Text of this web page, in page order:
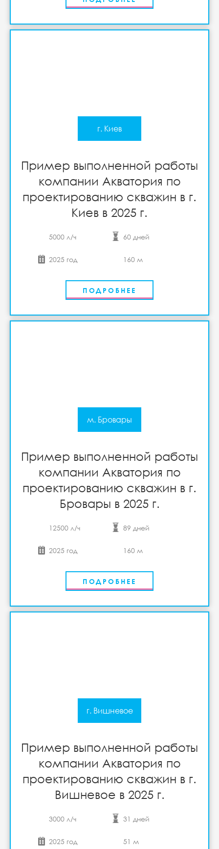
г. Киев
Пример выполненной работы
компании Акватория по
проектированию скважин в г.
Киев в 2025 г.
5000 л/ч 60 дней
2025 год 160 м
ПОДРОБНЕЕ
м. Бровары
Пример выполненной работы
компании Акватория по
проектированию скважин в г.
Бровары в 2025 г.
12500 л/ч 89 дней
2025 год 160 м
ПОДРОБНЕЕ
г. Вишневое
Пример выполненной работы
компании Акватория по
проектированию скважин в г.
Вишневое в 2025 г.
3000 л/ч 31 дней
2025 год 51 м